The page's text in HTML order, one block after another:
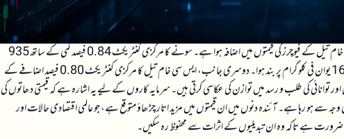
شنگھائی میں سونے اور چاندی کے فیوچرز کی قیمتوں میں کمی دیکھی گئی ہے، جب کہ ایس سی خام تیل کے فیوچرز کی قیمتوں میں اضافہ ہوا ہے۔ سونے کا مرکزی کنٹریکٹ 0.84 فیصد کمی کے ساتھ 935
یوان فی گرام پر بند ہوا، جبکہ چاندی کا مرکزی کنٹریکٹ 1.36 فیصد کمی کے ساتھ 16,589 یوان فی کلوگرام پر بند ہوا۔ دوسری جانب، ایس سی خام تیل کا مرکزی کنٹریکٹ 0.80 فیصد اضافے کے
اور توانائی کی طلب و رسد میں توازن کی عکاسی کرتی ہیں۔ سرمایہ کاروں کے لیے یہ اشارہ ہے کہ قیمتی دھاتوں کی
وجہ سے ہو رہا ہے۔ آئندہ دنوں میں ان قیمتوں میں مزید اتار چڑھاؤ متوقع ہے، جو عالمی اقتصادی حالات اور
کی ضرورت ہے تاکہ وہ ان تبدیلیوں کے اثرات سے محفوظ رہ سکیں۔